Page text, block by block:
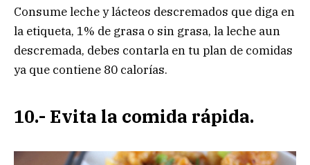
Consume leche y lácteos descremados que diga en
la etiqueta, 1% de grasa o sin grasa, la leche aun
descremada, debes contarla en tu plan de comidas
ya que contiene 80 calorías.
10.- Evita la comida rápida.